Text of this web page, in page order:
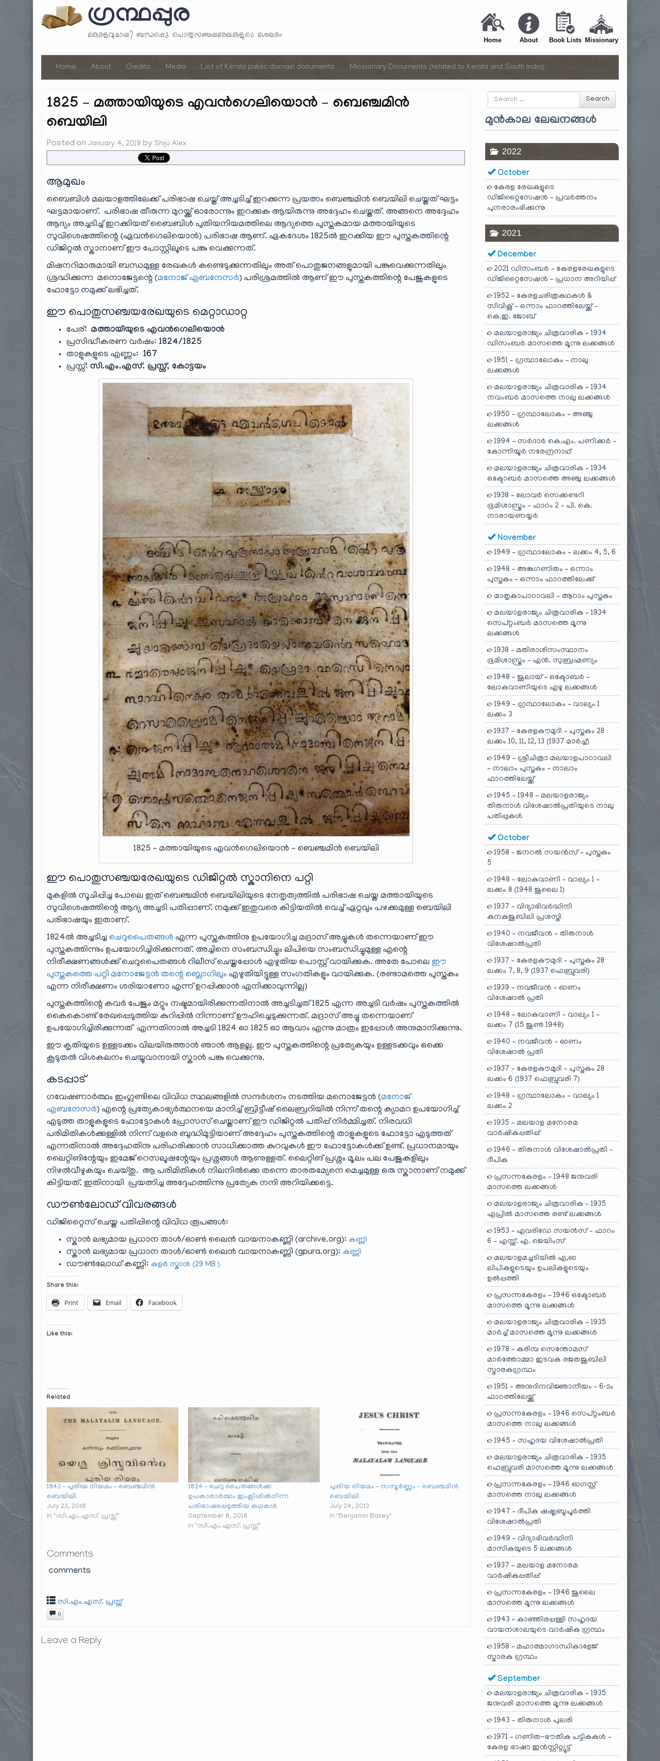
ഗ്രന്ഥപ്പുര
കേരളവുമായി ബന്ധപ്പെട്ട പൊതുസഞ്ചയരേഖകളുടെ ശേഖരം Home About Book Lists Missionary
Home About Credits Media List of Kerala public domain documents Missionary Documents (related to Kerala and South India)
1825 – മത്തായിയുടെ എവൻഗെലിയൊൻ – ബെഞ്ചമിൻ
ബെയിലി
Posted on January 4, 2019 by Shiju Alex
ആമുഖം
ബൈബിൾ മലയാളത്തിലേക്ക് പരിഭാഷ ചെയ്ത് അച്ചടിച്ച് ഇറക്കുന്ന പ്രയത്നം ബെഞ്ചമിൻ ബെയിലി ചെയ്തത് ഘട്ടം
ഘട്ടമായാണ്. പരിഭാഷ തീരുന്ന മുറയ്ക്ക് ഓരോന്നും ഇറക്കുക ആയിരുന്നു അദ്ദേഹം ചെയ്തത്. അങ്ങനെ അദ്ദേഹം
ആദ്യം അച്ചടിച്ച് ഇറക്കിയത് ബൈബിൾ പുതിയനിയമത്തിലെ ആദ്യത്തെ പുസ്തകമായ മത്തായിയുടെ
സുവിശെഷത്തിന്റെ (ഏവൻഗെലിയൊൻ)‌ പരിഭാഷ ആണ്. ഏകദേശം 1825ൽ ഇറക്കിയ ഈ പുസ്തകത്തിന്റെ
ഡിജിറ്റൽ സ്കാനാണ് ഈ പോസ്റ്റിലൂടെ പങ്കു വെക്കുന്നത്.
മിഷനറിമാരുമായി ബന്ധമുള്ള രേഖകൾ കണ്ടെടുക്കുന്നതിലും അത് പൊതുജനങ്ങളുമായി പങ്കുവെക്കുന്നതിലും
ശ്രദ്ധിക്കുന്ന മനൊജേട്ടന്റെ (മനോജ് എബനേസർ) പരിശ്രമത്തിൽ ആണ് ഈ പുസ്തകത്തിന്റെ പേജുകളുടെ
ഫോട്ടോ നമുക്ക് ലഭിച്ചത്.
ഈ പൊതുസഞ്ചയരേഖയുടെ മെറ്റാഡാറ്റ
പേര്: മത്തായിയുടെ എവൻഗെലിയൊൻ
പ്രസിദ്ധീകരണ വർഷം: 1824/1825
താളുകളുടെ എണ്ണം: 167
പ്രസ്സ്: സി.എം.എസ്. പ്രസ്സ്, കോട്ടയം
1825 – മത്തായിയുടെ എവൻഗെലിയൊൻ – ബെഞ്ചമിൻ ബെയിലി
ഈ പൊതുസഞ്ചയരേഖയുടെ ഡിജിറ്റൽ സ്കാനിനെ പറ്റി
മുകളിൽ സൂചിപ്പിച്ച പോലെ ഇത് ബെഞ്ചമിൻ ബെയിലിയുടെ നേതൃത്വത്തിൽ പരിഭാഷ ചെയ്ത മത്തായിയുടെ
സുവിശെഷത്തിന്റെ ആദ്യ അച്ചടി പതിപ്പാണ്. നമുക്ക് ഇതുവരെ കിട്ടിയതിൽ വെച്ച് ഏറ്റവും പഴക്കമുള്ള ബെയിലി
പരിഭാഷയും ഇതാണ്.
1824ൽ അച്ചടിച്ചചെറുപൈതങ്ങൾ എന്ന പുസ്തകത്തിനു ഉപയോഗിച്ച മദ്രാസ് അച്ചുകൾ തന്നെയാണ് ഈ
പുസ്തകത്തിന്നും ഉപയോഗിച്ചിരിക്കുന്നത്. അച്ചിനെ സംബന്ധിച്ചും ലിപിയെ സംബന്ധിച്ചുമുള്ള എന്റെ
നിരീക്ഷണങ്ങൾക്ക് ചെറുപൈതങ്ങൾ റിലീസ് ചെയ്തപ്പോൾ എഴുതിയ പൊസ്റ്റ് വായിക്കുക. അതേ പോലെഈ
പുസ്തകത്തെ പറ്റി മനോജേട്ടൻ തന്റെ ബ്ലൊഗിലും എഴുതിയിട്ടുള്ള സംഗതികളും വായിക്കുക. (രണ്ടാമത്തെ പുസ്തകം
എന്ന നിരീക്ഷണം ശരിയാണോ എന്ന് ഉറപ്പിക്കാൻ എനിക്കാവുന്നില്ല)
പുസ്തകത്തിന്റെ കവർ പേജും മറ്റും നഷ്ടമായിരിക്കുന്നതിനാൽ അച്ചടിച്ചത് 1825 എന്ന അച്ചടി വർഷം പുസ്തകത്തിൽ
കൈകൊണ്ട് രേഖപ്പെടുത്തിയ കുറിപ്പിൽ നിന്നാണ് ഊഹിച്ചെടുക്കുന്നത്. മദ്രാസ് അച്ചു തന്നെയാണ്
ഉപയോഗിച്ചിരിക്കുന്നത് എന്നതിനാൽ അച്ചടി 1824 ഓ 1825 ഓ ആവാം എന്നു മാത്രം ഇപ്പോൾ അനുമാനിക്കുന്നു.
ഈ കൃതിയുടെ ഉള്ളടക്കം വിലയിരുത്താൻ ഞാൻ ആളല്ല. ഈ പുസ്തകത്തിന്റെ പ്രത്യേകയും ഉള്ളടക്കവും ഒക്കെ
കൂടുതൽ വിശകലനം ചെയ്യുവാനായി സ്കാൻ പങ്കു വെക്കുന്നു.
കടപ്പാട്
ഗവേഷണാർത്ഥം ഇംഗ്ലണ്ടിലെ വിവിധ സ്ഥലങ്ങളിൽ സന്ദർശനം നടത്തിയ മനൊജേട്ടൻ (മനോജ്
എബനേസർ) എന്റെ പ്രത്യേകാഭ്യർത്ഥനയെ മാനിച്ച് ബ്രിട്ടീഷ് ലൈബ്രറിയിൽ നിന്ന് തന്റെ ക്യാമറ ഉപയോഗിച്ച്
എടുത്ത താളുകളുടെ ഫോട്ടോകൾ പ്രോസസ് ചെയ്താണ് ഈ ഡിജിറ്റൽ പതിപ്പ് നിർമ്മിച്ചത്. നിരവധി
പരിമിതികൾക്കുള്ളിൽ നിന്ന് വളരെ ബുദ്ധിമുട്ടിയാണ് അദ്ദേഹം പുസ്തകത്തിന്റെ താളുകളുടെ ഫോട്ടോ എടുത്തത്
എന്നതിനാൽ അദ്ദേഹതിനു പരിഹരിക്കാൻ സാധിക്കാത്ത കുറവുകൾ ഈ ഫോട്ടോകൾക്ക് ഉണ്ട്. പ്രധാനമായും
ലൈറ്റിങിന്റേയും ഇമേജ് റെസലൂഷന്റേയും പ്രശ്നങ്ങൾ ആണുള്ളത്. ലൈറ്റിങ് പ്രശ്നം മൂലം പല പേജുകളിലും
നിഴൽവീഴുകയും ചെയ്തു. ആ പരിമിതികൾ നിലനിൽക്കെ തന്നെ താരതമ്യേനെ മെച്ചമുള്ള ഒരു സ്കാനാണ് നമുക്ക്
കിട്ടിയത്. ഇതിനായി പ്രയത്നിച്ച അദ്ദേഹത്തിന്നു പ്രത്യേക നന്ദി അറിയിക്കട്ടെ.
ഡൗൺലോഡ് വിവരങ്ങൾ
ഡിജിറ്റൈസ് ചെയ്ത പതിപ്പിന്റെ വിവിധ രൂപങ്ങൾ:
സ്കാൻ ലഭ്യമായ പ്രധാന താൾ/ഓൺ ലൈൻ വായനാകണ്ണി (archive.org): കണ്ണി
സ്കാൻ ലഭ്യമായ പ്രധാന താൾ/ഓൺ ലൈൻ വായനാകണ്ണി (gpura.org): കണ്ണി
ഡൗൺലോഡ് കണ്ണി: കളർ സ്കാൻ (29 MB )
Share this:
Print Email Facebook
Like this:
Related
1843 – പുതിയ നിയമം – ബെഞ്ചമിൻ
ബെയിലി
July 23, 2018
In "സി.എം.എസ്. പ്രസ്സ്"
1824 – ചെറു പൈതങ്ങൾക്ക
ഉപകാരാർത്ഥം ഇംക്ലീശിൽനിന്ന
പരിഭാഷപ്പെടുത്തിയ കഥകൾ
September 8, 2018
In "സി.എം.എസ്. പ്രസ്സ്"
പുതിയ നിയമം – സമ്പൂർണ്ണം – ബെഞ്ചമിൻ
ബെയിലി
July 24, 2013
In "Benjamin Bailey"
Comments
comments
സി.എം.എസ്. പ്രസ്സ്
0
Leave a Reply
Search
for
Search
മുൻകാല ലേഖനങ്ങൾ
2022
October
കേരള രേഖകളുടെ
ഡിജിറ്റൈസേഷൻ – പ്രവർത്തനം
പുനരാരംഭിക്കുന്നു
2021
December
2021 ഡിസംബർ – കേരളരേഖകളുടെ
ഡിജിറ്റൈസേഷൻ – പ്രധാന അറിയിപ്പ്
1952 – കേരളചരിത്രകഥകൾ &
സിവിക്സ് – ഒന്നാം ഫാറത്തിലേയ്ക്ക് –
കെ.ഇ. ജോബ്
മലയാളരാജ്യം ചിത്രവാരിക – 1934
ഡിസംബർ മാസത്തെ മൂന്നു ലക്കങ്ങൾ
1951 – ഗ്രന്ഥാലോകം – നാലു
ലക്കങ്ങൾ
മലയാളരാജ്യം ചിത്രവാരിക – 1934
നവംബർ മാസത്തെ നാലു ലക്കങ്ങൾ
1950 – ഗ്രന്ഥാലോകം – അഞ്ചു
ലക്കങ്ങൾ
1994 – സർദാർ കെ.എം. പണിക്കർ –
കോന്നിയൂർ നരേന്ദ്രനാഥ്
മലയാളരാജ്യം ചിത്രവാരിക – 1934
ഒക്ടോബർ മാസത്തെ അഞ്ചു ലക്കങ്ങൾ
1938 – ലോവർ സെക്കണ്ടറി
ഭൂമിശാസ്ത്രം – ഫാറം 2 – പി. കെ.
നാരായണയ്യർ
November
1949 – ഗ്രന്ഥാലോകം – ലക്കം 4, 5, 6
1948 – അങ്കഗണിതം – ഒന്നാം
പുസ്തകം – ഒന്നാം ഫാറത്തിലേക്കു്
മാതൃകാപാഠാവലി – ആറാം പുസ്തകം
മലയാളരാജ്യം ചിത്രവാരിക – 1934
സെപ്റ്റംബർ മാസത്തെ മൂന്നു
ലക്കങ്ങൾ
1938 – മതിരാശിസംസ്ഥാനം
ഭൂമിശാസ്ത്രം – എൻ. സുബ്രഹ്മണ്യം
1948 – ജൂലായ് – ഒക്ടോബർ –
ലോകവാണിയുടെ ഏഴു ലക്കങ്ങൾ
1949 – ഗ്രന്ഥാലോകം – വാല്യം 1
ലക്കം 3
1937 – കേരളകൗമുദി – പുസ്തകം 28
ലക്കം 10, 11, 12, 13 (1937 മാർച്ച്)
1949 – ശ്രീചിത്രാ മലയാളപാഠാവലി
– നാലാം പുസ്തകം – നാലാം
ഫാറത്തിലേയ്ക്ക്
1945 – 1948 – മലയാളരാജ്യം
തിരുനാൾ വിശേഷാൽപ്രതിയുടെ നാലു
പതിപ്പുകൾ
October
1958 – ജനറൽ സയൻസ് – പുസ്തകം
5
1948 – ലോകവാണി – വാല്യം 1 –
ലക്കം 8 (1948 ജൂലൈ 1)
1937 – വിദ്യാഭിവർദ്ധിനി
കനകജൂബിലി പ്രശസ്തി
1940 – നവജീവൻ – തിരുനാൾ
വിശേഷാൽപ്രതി
1937 – കേരളകൗമുദി – പുസ്തകം 28
ലക്കം 7, 8, 9 (1937 ഫെബ്രുവരി)
1939 – നവജീവൻ – ഓണം
വിശേഷാൽ പ്രതി
1948 – ലോകവാണി – വാല്യം 1 –
ലക്കം 7 (15 ജൂൺ 1948)
1940 – നവജീവൻ – ഓണം
വിശേഷാൽ പ്രതി
1937 – കേരളകൗമുദി – പുസ്തകം 28
ലക്കം 6 (1937 ഫെബ്രുവരി 7)
1948 – ഗ്രന്ഥാലോകം – വാല്യം 1
ലക്കം 2
1935 – മലയാള മനോരമ
വാർഷികപ്പതിപ്പ്
1946 – തിരുനാൾ വിശേഷാൽപ്രതി –
ദീപിക
പ്രസന്നകേരളം – 1948 ജനുവരി
മാസത്തെ ലക്കങ്ങൾ
മലയാളരാജ്യം ചിത്രവാരിക – 1935
ഏപ്രിൽ മാസത്തെ രണ്ട് ലക്കങ്ങൾ
1953 – എവരിഡേ സയൻസ് – ഫാറം
6 – എസ്സ്. എ. ജെയിംസ്
മലയാളമച്ചടിയിൽ ഏ,ഓ
ലിപികളുടെയും ഉപലികളുടെയും
ഉൽപ്പത്തി
പ്രസന്നകേരളം – 1946 ഒക്ടോബർ
മാസത്തെ മൂന്നു ലക്കങ്ങൾ
മലയാളരാജ്യം ചിത്രവാരിക – 1935
മാർച്ച് മാസത്തെ മൂന്നു ലക്കങ്ങൾ
1978 – കരിമ്പ സെന്തോമസ്
മാർത്തോമ്മാ ഇടവക രജതജൂബിലി
സ്മാരകഗ്രന്ഥം
1951 – അനുദിനവിജ്ഞാനീയം – 6-ാം
ഫാറത്തിലേയ്ക്കു്
പ്രസന്നകേരളം – 1946 സെപ്റ്റംബർ
മാസത്തെ നാലു ലക്കങ്ങൾ
1945 – സഹൃദയ വിശേഷാൽപ്രതി
മലയാളരാജ്യം ചിത്രവാരിക – 1935
ഫെബ്രുവരി മാസത്തെ മൂന്നു ലക്കങ്ങൾ
പ്രസന്നകേരളം – 1946 ഓഗസ്റ്റ്
മാസത്തെ നാലു ലക്കങ്ങൾ
1947 – ദീപിക ഷഷ്ട്വബ്ദപൂർത്തി
വിശേഷാൽപ്രതി
1949 – വിദ്യാഭിവർദ്ധിനി
മാസികയുടെ 5 ലക്കങ്ങൾ
1937 – മലയാള മനോരമ
വാർഷികപ്പതിപ്പ്
പ്രസന്നകേരളം – 1946 ജൂലൈ
മാസത്തെ മൂന്നു ലക്കങ്ങൾ
1943 – കാഞ്ഞിരപ്പള്ളി സഹൃദയ
വായനശാലയുടെ വാർഷിക ഗ്രന്ഥം
1958 – മഹാത്മാഗാന്ധികാളേജ്
സ്മാരക ഗ്രന്ഥം
September
മലയാളരാജ്യം ചിത്രവാരിക – 1935
ജനുവരി മാസത്തെ മൂന്നു ലക്കങ്ങൾ
1943 – തിരുനാൾ പുലരി
1971 – ഗണിത-ഭൗതിക പട്ടികകൾ –
കേരള ഭാഷാ ഇൻസ്റ്റിറ്റ്യൂട്ട്